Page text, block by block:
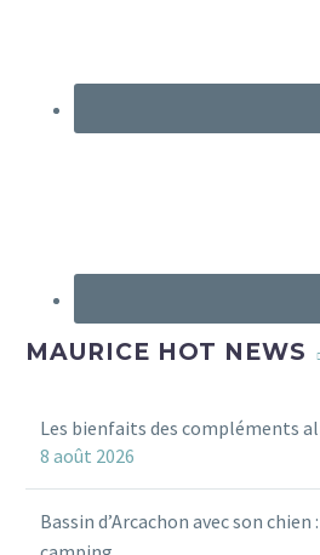
MAURICE HOT NEWS
Les bienfaits des compléments
8 août 2026
Bassin d’Arcachon avec son